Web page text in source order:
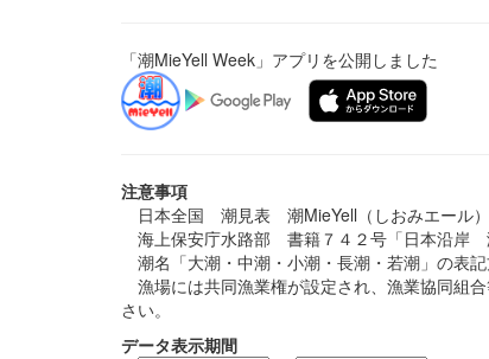
「潮MieYell Week」アプリを公開しました
注意事項
日本全国 潮見表 潮MieYell（しおみエール）
海上保安庁水路部 書籍７４２号「日本沿岸
潮名「大潮・中潮・小潮・長潮・若潮」の表
漁場には共同漁業権が設定され、漁業協同組
さい。
データ表示期間